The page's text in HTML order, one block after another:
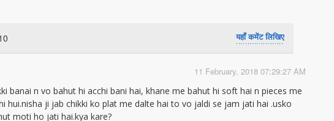
यहाँ कमेंट लिखिए
11 February, 2018 07:29:27 AM
banai n vo bahut hi acchi bani hai, khane me bahut hi soft hai n pieces me
hui.nisha ji jab chikki ko plat me dalte hai to vo jaldi se jam jati hai .usko
moti ho jati hai.kya kare?